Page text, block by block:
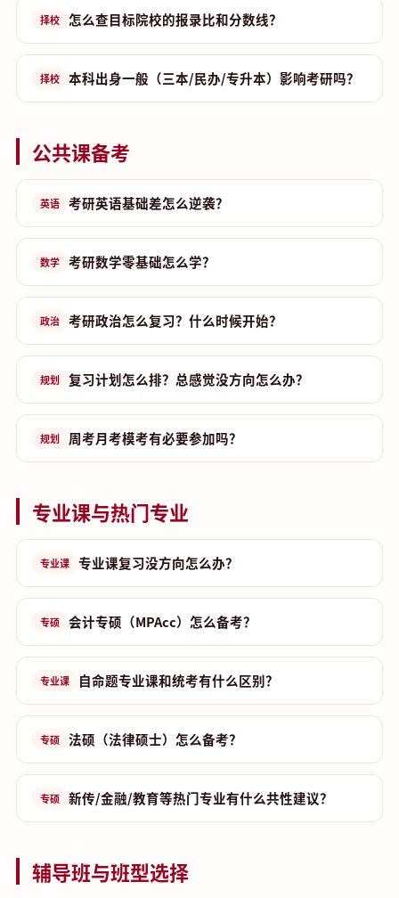
择校 怎么查目标院校的报录比和分数线？
择校 本科出身一般（三本/民办/专升本）影响考研吗？
公共课备考
英语 考研英语基础差怎么逆袭？
数学 考研数学零基础怎么学？
政治 考研政治怎么复习？什么时候开始？
规划 复习计划怎么排？总感觉没方向怎么办？
规划 周考月考模考有必要参加吗？
专业课与热门专业
专业课 专业课复习没方向怎么办？
专硕 会计专硕（MPAcc）怎么备考？
专业课 自命题专业课和统考有什么区别？
专硕 法硕（法律硕士）怎么备考？
专硕 新传/金融/教育等热门专业有什么共性建议？
辅导班与班型选择